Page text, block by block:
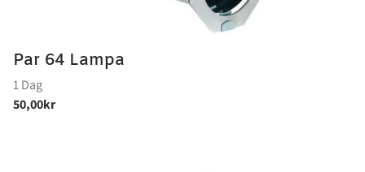
Par 64 Lampa